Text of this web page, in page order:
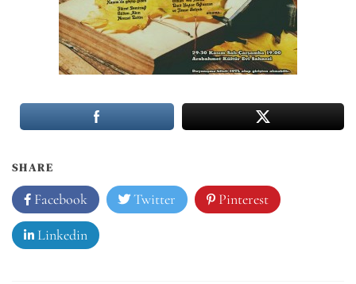
SHARE
Facebook Twitter Pinterest
Linkedin